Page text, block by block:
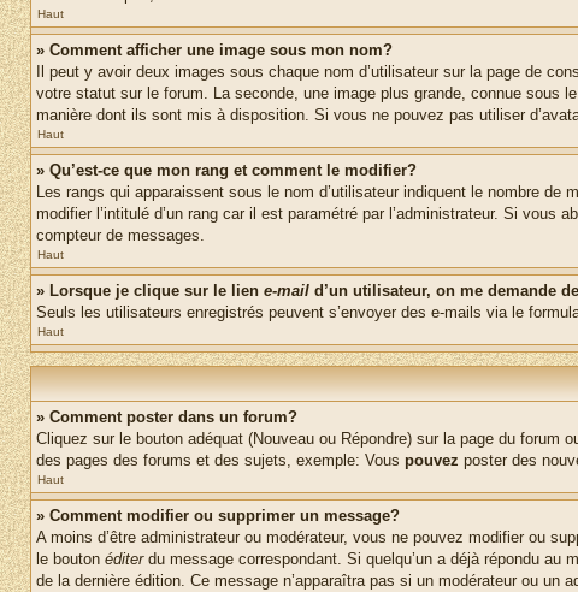
Haut
» Comment afficher une image sous mon nom?
Il peut y avoir deux images sous chaque nom d’utilisateur sur la page de
votre statut sur le forum. La seconde, une image plus grande, connue sous
manière dont ils sont mis à disposition. Si vous ne pouvez pas utiliser
Haut
» Qu’est-ce que mon rang et comment le modifier?
Les rangs qui apparaissent sous le nom d’utilisateur indiquent le nombre
modifier l’intitulé d’un rang car il est paramétré par l’administrateur. Si
compteur de messages.
Haut
» Lorsque je clique sur le lien e-mail d’un utilisateur, on me demande
Seuls les utilisateurs enregistrés peuvent s’envoyer des e-mails via le
Haut
» Comment poster dans un forum?
Cliquez sur le bouton adéquat (Nouveau ou Répondre) sur la page du
des pages des forums et des sujets, exemple: Vous pouvez poster des
Haut
» Comment modifier ou supprimer un message?
A moins d’être administrateur ou modérateur, vous ne pouvez modifier ou
le bouton éditerdu message correspondant. Si quelqu’un a déjà répondu au
de la dernière édition. Ce message n’apparaîtra pas si un modérateur ou